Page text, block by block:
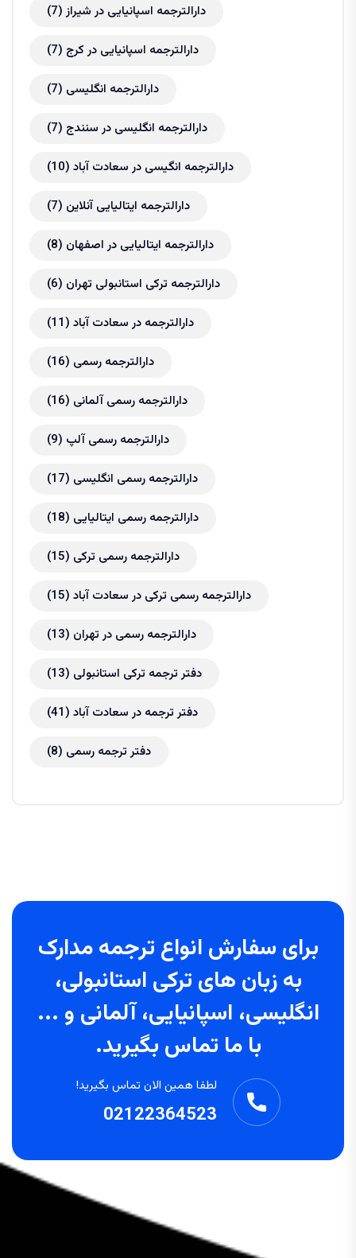
دارالترجمه اسپانیایی در شیراز(7)
دارالترجمه اسپانیایی در کرج (7)
دارالترجمه انگلیسی (7)
دارالترجمه انگلیسی در سنندج (7)
دارالترجمه انگیسی در سعادت آباد (10)
دارالترجمه ایتالیایی آنلاین (7)
دارالترجمه ایتالیایی در اصفهان (8)
دارالترجمه ترکی استانبولی تهران (6)
دارالترجمه در سعادت آباد (11)
دارالترجمه رسمی (16)
دارالترجمه رسمی آلمانی (16)
دارالترجمه رسمی آلپ (9)
دارالترجمه رسمی انگلیسی (17)
دارالترجمه رسمی ایتالیایی (18)
دارالترجمه رسمی ترکی (15)
دارالترجمه رسمی ترکی در سعادت آباد (15)
دارالترجمه رسمی در تهران (13)
دفتر ترجمه ترکی استانبولی (13)
دفتر ترجمه در سعادت آباد (41)
دفتر ترجمه رسمی (8)
برای سفارش انواع ترجمه مدارک
به زبان های ترکی استانبولی،
انگلیسی، اسپانیایی، آلمانی و ...
با ما تماس بگیرید.
لطفا همین الان تماس بگیرید!
02122364523